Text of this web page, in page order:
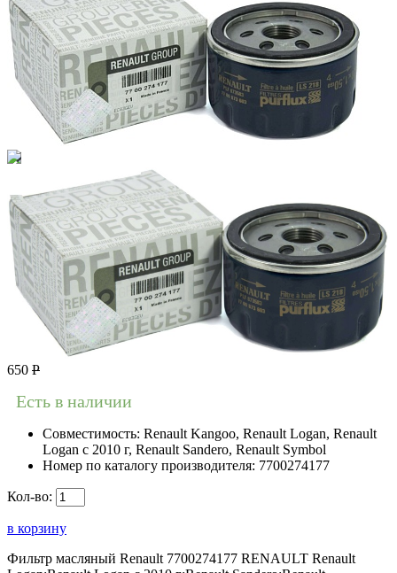
650 Р
Есть в наличии
Совместимость: Renault Kangoo, Renault Logan, Renault
Logan c 2010 г, Renault Sandero, Renault Symbol
Номер по каталогу производителя: 7700274177
Кол-во:
в корзину
Фильтр масляный Renault 7700274177 RENAULT Renault